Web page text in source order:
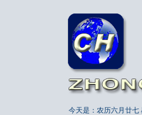
今天是：农历六月廿七